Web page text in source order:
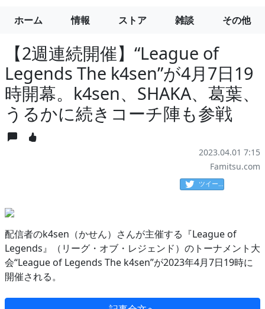
ホーム 情報 ストア 雑談 その他
【2週連続開催】“League of
Legends The k4sen”が4月7日19
時開幕。k4sen、SHAKA、葛葉、
うるかに続きコーチ陣も参戦
2023.04.01 7:15
Famitsu.com
ツイート
配信者のk4sen（かせん）さんが主催する『League of
Legends』（リーグ・オブ・レジェンド）のトーナメント大
会“League of Legends The k4sen”が2023年4月7日19時に
開催される。